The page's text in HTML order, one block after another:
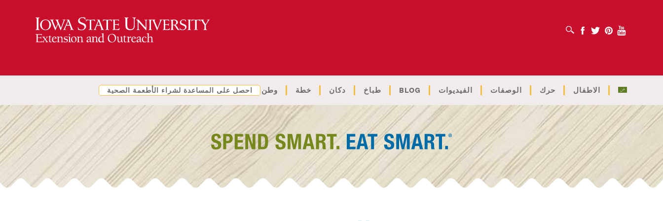
افتح مربع البحثFacebook TwitterPinterestYoutube
وطن خطة دكان طباخ BLOG الفيديوات الوصفات حرك الاطفال احصل على المساعدة لشراء الأطعمة الصحية